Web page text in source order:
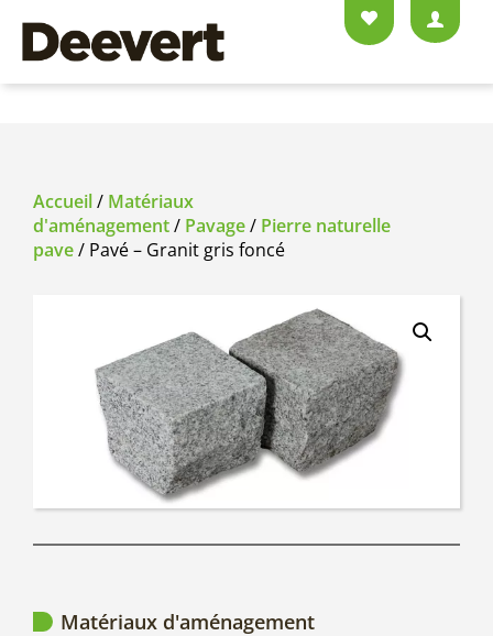
Accueil/ Matériaux
d'aménagement/ Pavage/ Pierre naturelle
pave/ Pavé – Granit gris foncé
Matériaux d'aménagement